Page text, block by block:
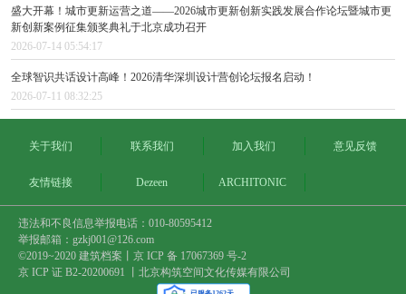
盛大开幕！城市更新运营之道——2026城市更新创新实践发展合作论坛暨城市更
新创新案例征集颁奖典礼于北京成功召开
2026-07-14 05:54:17
全球智识共话设计高峰！2026清华深圳设计营创论坛报名启动！
2026-07-11 08:32:25
关于我们 联系我们 加入我们 意见反馈
友情链接 Dezeen ARCHITONIC
违法和不良信息举报电话：010-80595412
举报邮箱：gzkj001@126.com
©2019~2020 建筑档案丨 京 ICP 备 17067369 号-2
京 ICP 证 B2-20200691 丨北京构筑空间文化传媒有限公司